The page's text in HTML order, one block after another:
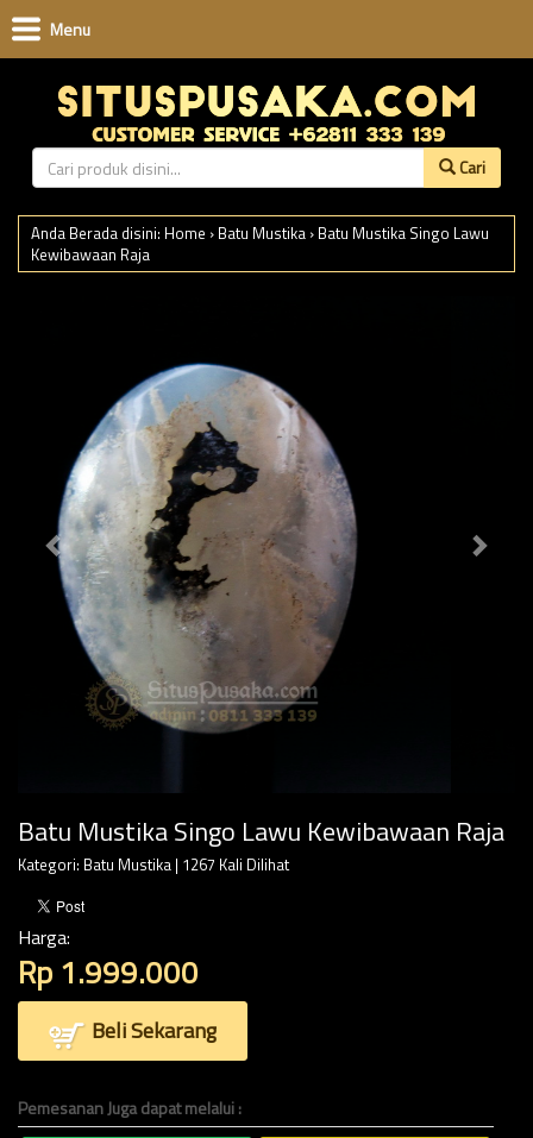
Cari
Menu
Anda Berada disini: Home › Batu Mustika › Batu Mustika Singo Lawu
Kewibawaan Raja
Batu Mustika Singo Lawu Kewibawaan Raja
Kategori: Batu Mustika | 1267 Kali Dilihat
Harga:
Rp 1.999.000
Beli Sekarang
Pemesanan Juga dapat melalui :